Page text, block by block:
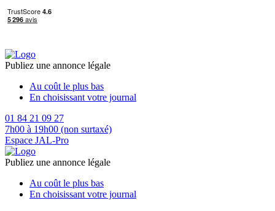
Publiez une annonce légale
Au coût le plus bas
En choisissant votre journal
01 84 21 09 27
7h00 à 19h00 (non surtaxé)
Espace JAL-Pro
Publiez une annonce légale
Au coût le plus bas
En choisissant votre journal